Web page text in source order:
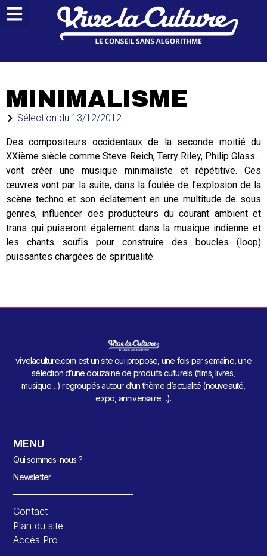
MINIMALISME
Sélection du 13/12/2012
Des compositeurs occidentaux de la seconde moitié du
XXième siècle comme Steve Reich, Terry Riley, Philip Glass…
vont créer une musique minimaliste et répétitive. Ces
œuvres vont par la suite, dans la foulée de l’explosion de la
scène techno et son éclatement en une multitude de sous
genres, influencer des producteurs du courant ambient et
trans qui puiseront également dans la musique indienne et
les chants soufis pour construire des boucles (loop)
puissantes chargées de spiritualité.
vivelaculture.com est un site qui propose, une fois par semaine, une
sélection d’une douzaine de produits culturels (films, livres,
musique…) regroupés autour d’un thème d’actualité (nouveauté,
expo, anniversaire…).
MENU
Qui sommes-nous ?
Newsletter
Contact
Plan du site
Accès Pro